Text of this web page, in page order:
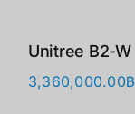
Unitree B2-W
3,360,000.00฿